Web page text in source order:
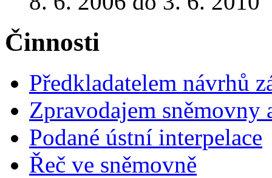
Činnosti
Předkladatelem návrhů
Zpravodajem
Podané ústní interpelace
Řeč ve sněmovně